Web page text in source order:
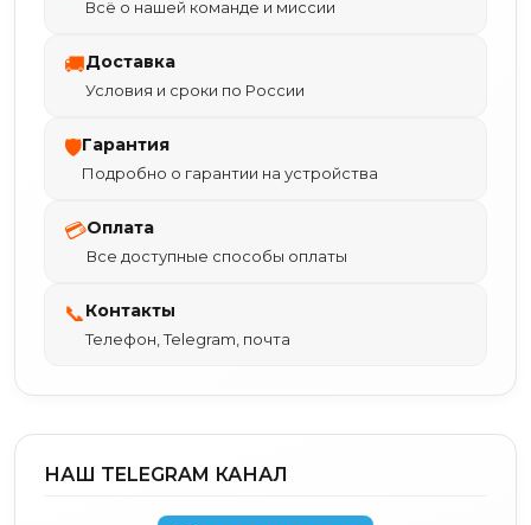
Всё о нашей команде и миссии
🚚Доставка
Условия и сроки по России
🛡Гарантия
Подробно о гарантии на устройства
💳Оплата
Все доступные способы оплаты
📞Контакты
Телефон, Telegram, почта
НАШ TELEGRAM КАНАЛ